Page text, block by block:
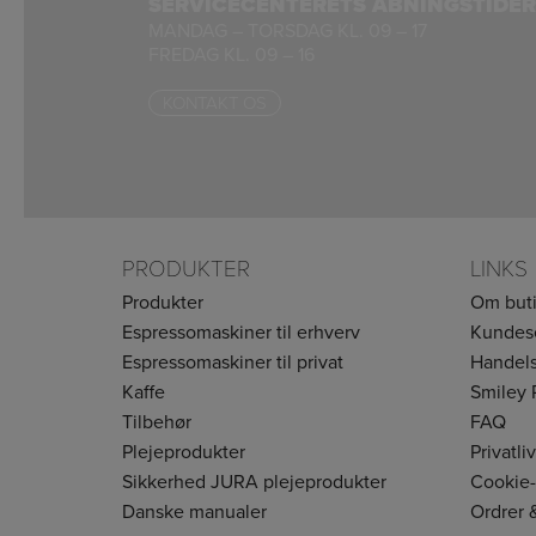
PRODUKTER
Produkter
Espressomaskiner til erhverv
Espressomaskiner til privat
Kaffe
Tilbehør
Plejeprodukter
Sikkerhed JURA plejeprodukter
Danske manualer
LINKS
Om
Smiley
FAQ
Ordrer